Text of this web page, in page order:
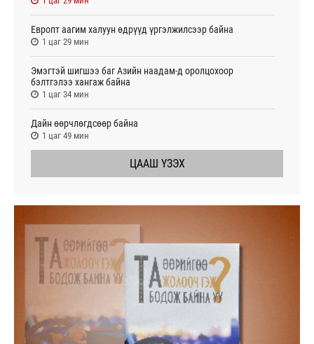
Европт аагим халуун өдрүүд үргэлжилсээр байна
1 цаг 29 мин
Эмэгтэй шигшээ баг Азийн наадам-д оролцохоор
бэлтгэлээ хангаж байна
1 цаг 34 мин
Дайн өөрчлөгдсөөр байна
1 цаг 49 мин
ЦААШ ҮЗЭХ